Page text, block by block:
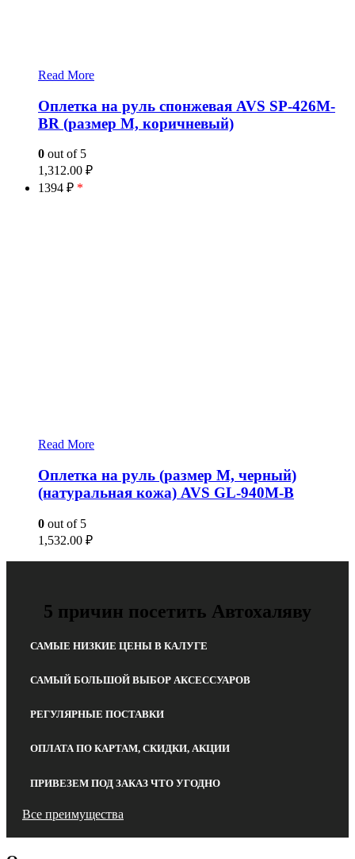
Read More
Оплетка на руль спонжевая AVS SP-426M-
BR (размер M, коричневый)
0 out of 5
1,312.00 ₽
1394 ₽ *
Read More
Оплетка на руль (размер M, черный)
(натуральная кожа) AVS GL-940M-B
0 out of 5
1,532.00 ₽
5 причин посетить Автохаляву
САМЫЕ НИЗКИЕ ЦЕНЫ В КАЛУГЕ
САМЫЙ БОЛЬШОЙ ВЫБОР АКСЕССУАРОВ
РЕГУЛЯРНЫЕ ПОСТАВКИ
ОПЛАТА ПО КАРТАМ, СКИДКИ, АКЦИИ
ПРИВЕЗЕМ ПОД ЗАКАЗ ЧТО УГОДНО
Все преимущества